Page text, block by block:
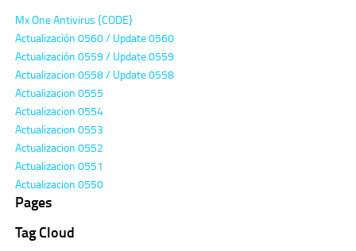
Mx One Antivirus {CODE}
Actualización 0560 / Update 0560
Actualización 0559 / Update 0559
Actualizacion 0558 / Update 0558
Actualizacion 0555
Actualizacion 0554
Actualizacion 0553
Actualizacion 0552
Actualizacion 0551
Actualizacion 0550
Pages
Tag Cloud